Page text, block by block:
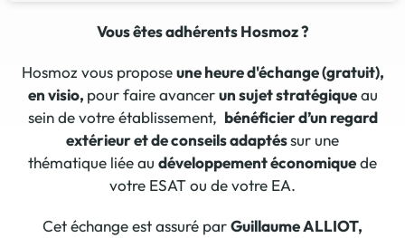
Vous êtes adhérents Hosmoz ?
Hosmoz vous proposeune heure d'échange (gratuit),
en visio, pour faire avancerun sujet stratégiqueau
sein de votre établissement, bénéficier d’un regard
extérieur et de conseils adaptéssur une
thématique liée au développement économiquede
votre ESAT ou de votre EA.
Cet échange est assuré parGuillaume ALLIOT,